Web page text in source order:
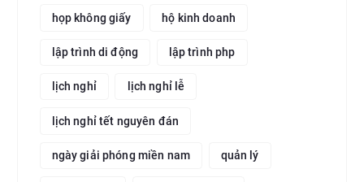
họp không giấy hộ kinh doanh
lập trình di động lập trình php
lịch nghỉ lịch nghỉ lễ
lịch nghỉ tết nguyên đán
ngày giải phóng miền nam quản lý